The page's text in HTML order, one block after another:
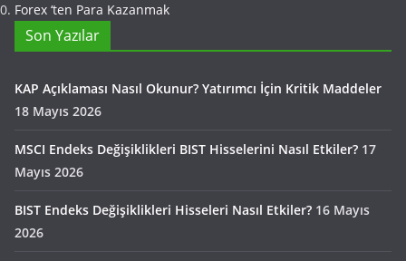
Forex ‘ten Para Kazanmak
Son Yazılar
KAP Açıklaması Nasıl Okunur? Yatırımcı İçin Kritik Maddeler
18 Mayıs 2026
MSCI Endeks Değişiklikleri BIST Hisselerini Nasıl Etkiler? 17
Mayıs 2026
BIST Endeks Değişiklikleri Hisseleri Nasıl Etkiler? 16 Mayıs
2026